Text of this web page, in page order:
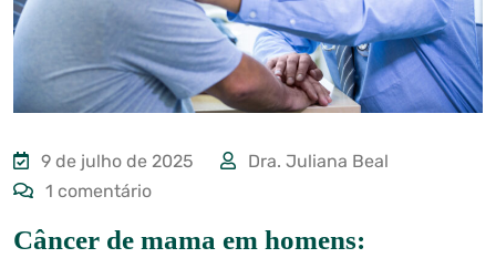
9 de julho de 2025
Dra. Juliana Beal
1 comentário
Câncer de mama em homens: